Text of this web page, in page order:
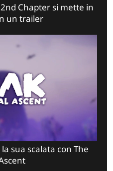
Chapter si mette in
un trailer
sua scalata con The